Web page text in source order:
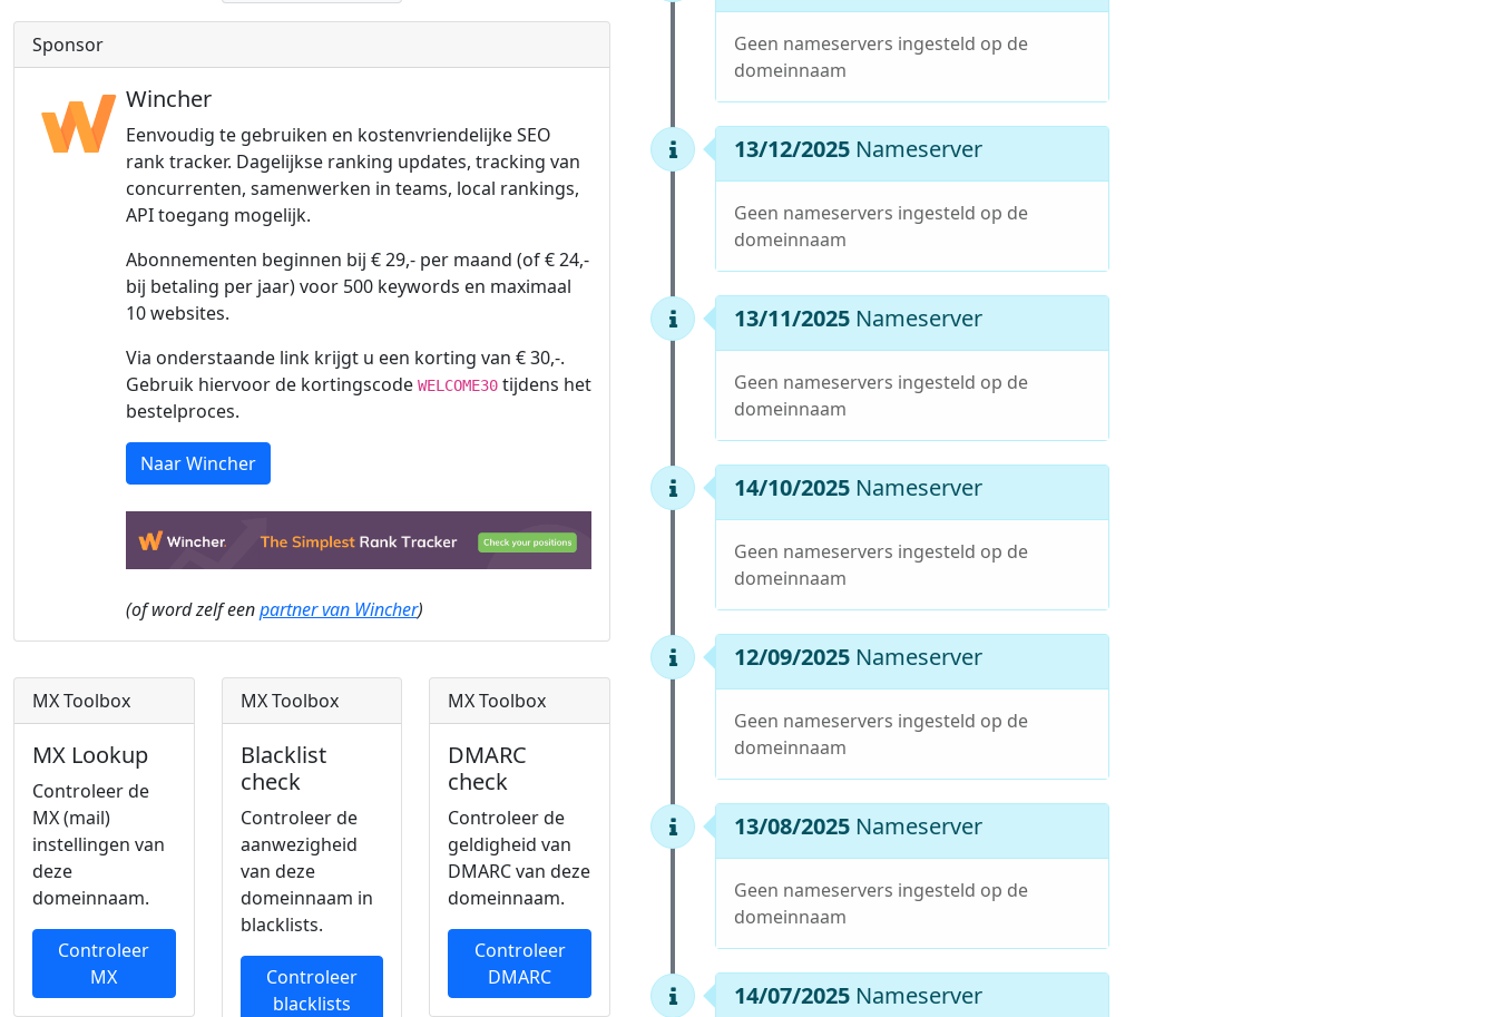
Sponsor
Wincher
Eenvoudig te gebruiken en kostenvriendelijke SEO
rank tracker. Dagelijkse ranking updates, tracking van
concurrenten, samenwerken in teams, local rankings,
API toegang mogelijk.
Abonnementen beginnen bij € 29,- per maand (of € 24,-
bij betaling per jaar) voor 500 keywords en maximaal
10 websites.
Via onderstaande link krijgt u een korting van € 30,-.
Gebruik hiervoor de kortingscode WELCOME30tijdens het
bestelproces.
Naar Wincher
(of word zelf eenpartner van Wincher)
MX Toolbox
MX Lookup
Controleer de
MX (mail)
instellingen van
deze
domeinnaam.
Controleer
MX
MX Toolbox
Blacklist
check
Controleer de
aanwezigheid
van deze
domeinnaam in
blacklists.
Controleer
blacklists
MX Toolbox
DMARC
check
Controleer de
geldigheid van
DMARC van deze
domeinnaam.
Controleer
DMARC
Geen nameservers ingesteld op de
domeinnaam
13/12/2025 Nameserver
Geen nameservers ingesteld op de
domeinnaam
13/11/2025 Nameserver
Geen nameservers ingesteld op de
domeinnaam
14/10/2025 Nameserver
Geen nameservers ingesteld op de
domeinnaam
12/09/2025 Nameserver
Geen nameservers ingesteld op de
domeinnaam
13/08/2025 Nameserver
Geen nameservers ingesteld op de
domeinnaam
14/07/2025 Nameserver